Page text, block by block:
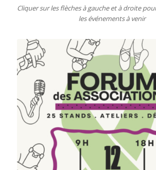
Cliquer sur les flèches à gauche et à droite
les événements à venir